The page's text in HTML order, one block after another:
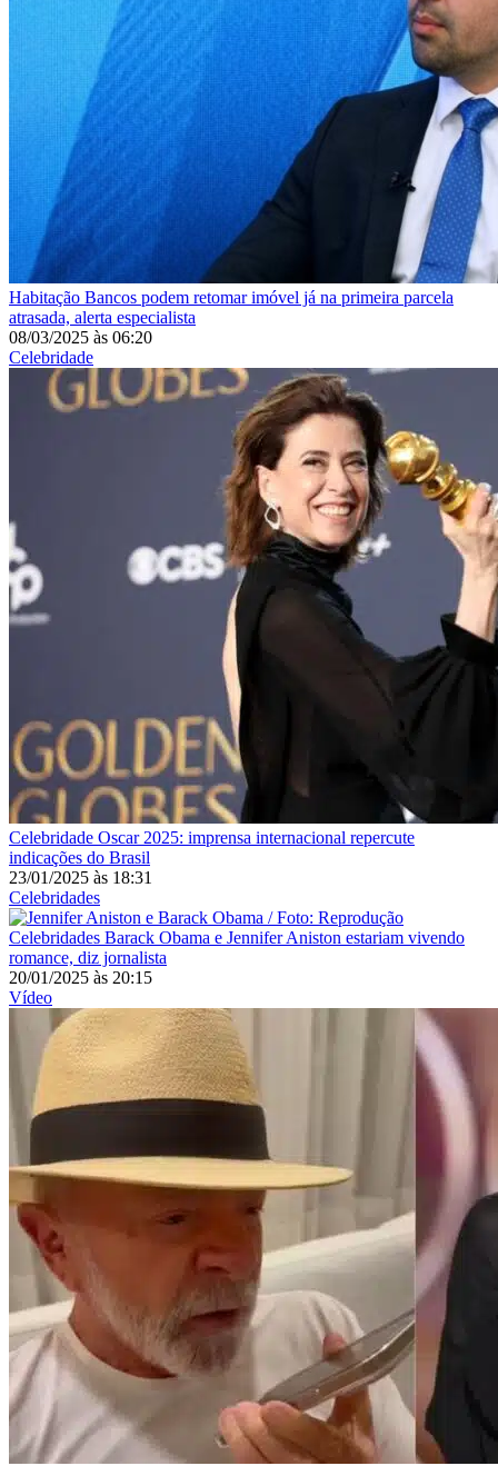
Habitação Bancos podem retomar imóvel já na primeira parcela
atrasada, alerta especialista
08/03/2025 às 06:20
Celebridade
Celebridade Oscar 2025: imprensa internacional repercute
indicações do Brasil
23/01/2025 às 18:31
Celebridades
Celebridades Barack Obama e Jennifer Aniston estariam vivendo
romance, diz jornalista
20/01/2025 às 20:15
Vídeo